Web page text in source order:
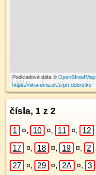
100 m
Podkladové dáta ©OpenStreetMap
https://nitra.oma.sk/u/pri-dobrotke
čísla, 1 z 2
1 ¤, 10 ¤, 11 ¤, 12
17 ¤, 18 ¤, 19 ¤, 2
27 ¤, 29 ¤, 2A ¤, 3